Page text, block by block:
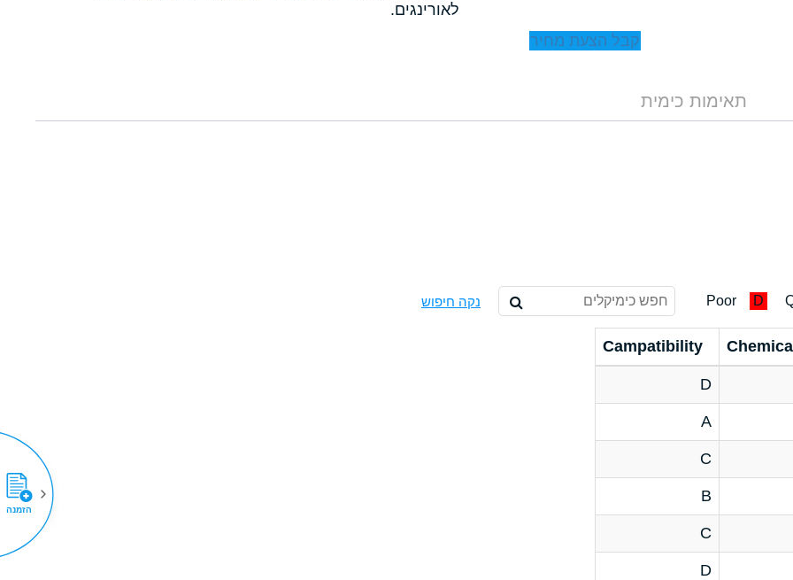
לאורינגים.
קבל הצעת מחיר
תאימות כימית
D
Poor נקה חיפוש
Chemical
Campatibility
D
A
C
B
C
D
הזמנה